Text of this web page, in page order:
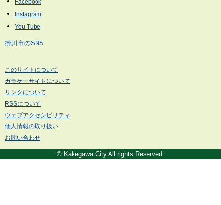
掛川市のSNS
このサイトについて
ガラケーサイトについて
リンクについて
RSSについて
ウェブアクセシビリティ
個人情報の取り扱い
お問い合わせ
© Kakegawa City All rights Reserved.